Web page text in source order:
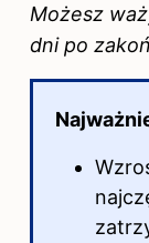
Możesz
dni po